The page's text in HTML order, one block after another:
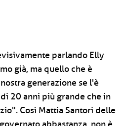
parlando Elly
già, ma quello che è
generazione se l'è
20 anni più grande che in
Così Mattia Santori delle